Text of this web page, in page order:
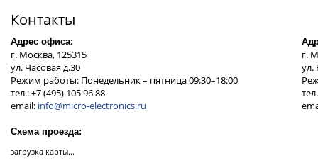
Контакты
Адрес офиса:
г. Москва, 125315
ул. Часовая д.30
Режим работы: Понедельник – пятница 09:30–18:00
тел.: +7 (495) 105 96 88
email: info@micro-electronics.ru
г.
ул.
Схема проезда:
загрузка карты...